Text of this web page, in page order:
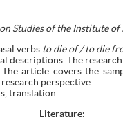
Studies of the Institute
verbs to die of / to die
descriptions. The
article covers the
perspective.
translation.
Literature: